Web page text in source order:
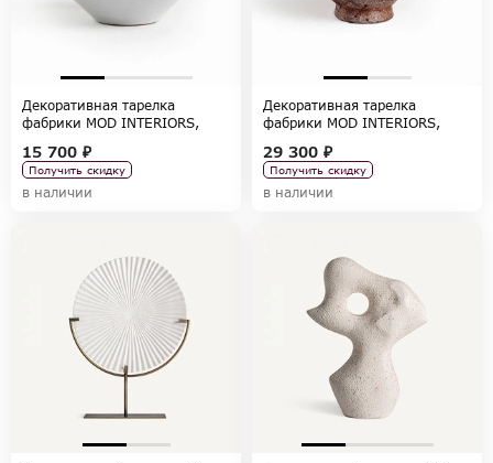
Декоративная тарелка
фабрики MOD INTERIORS,
15 700 ₽
Получить скидку
в наличии
Декоративная тарелка
фабрики MOD INTERIORS,
29 300 ₽
Получить скидку
в наличии